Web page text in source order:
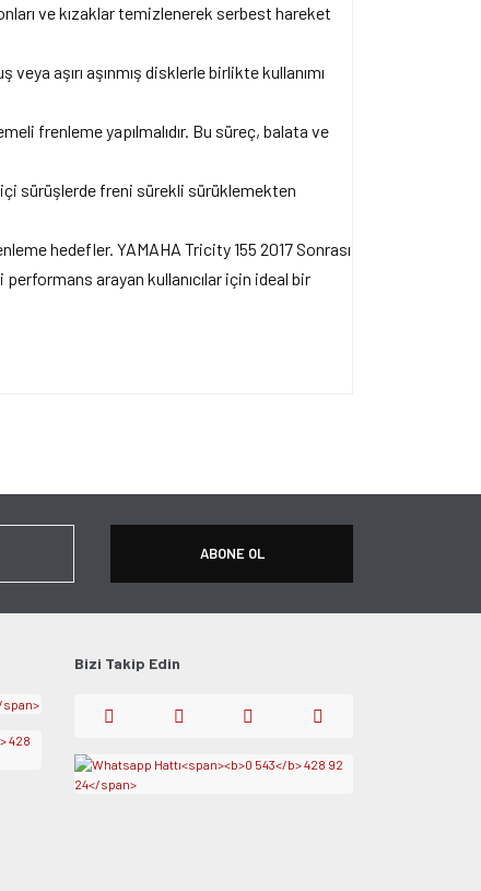
ve kızaklar temizlenerek serbest hareket
aşırı aşınmış disklerle birlikte kullanımı
frenleme yapılmalıdır. Bu süreç, balata ve
sürüşlerde freni sürekli sürüklemekten
hedefler. YAMAHA Tricity 155 2017 Sonrası
arayan kullanıcılar için ideal bir
ABONE OL
Bizi Takip Edin